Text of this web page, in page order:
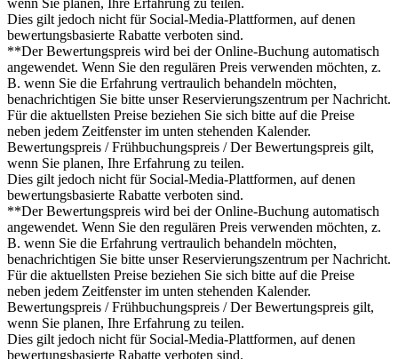
Dies gilt jedoch nicht für Social-Media-Plattformen, auf denen
bewertungsbasierte Rabatte verboten sind.
**Der Bewertungspreis wird bei der Online-Buchung automatisch
angewendet. Wenn Sie den regulären Preis verwenden möchten, z.
B. wenn Sie die Erfahrung vertraulich behandeln möchten,
benachrichtigen Sie bitte unser Reservierungszentrum per Nachricht.
Für die aktuellsten Preise beziehen Sie sich bitte auf die Preise
neben jedem Zeitfenster im unten stehenden Kalender.
Bewertungspreis / Frühbuchungspreis / Der Bewertungspreis gilt,
wenn Sie planen, Ihre Erfahrung zu teilen.
Dies gilt jedoch nicht für Social-Media-Plattformen, auf denen
bewertungsbasierte Rabatte verboten sind.
**Der Bewertungspreis wird bei der Online-Buchung automatisch
angewendet. Wenn Sie den regulären Preis verwenden möchten, z.
B. wenn Sie die Erfahrung vertraulich behandeln möchten,
benachrichtigen Sie bitte unser Reservierungszentrum per Nachricht.
Für die aktuellsten Preise beziehen Sie sich bitte auf die Preise
neben jedem Zeitfenster im unten stehenden Kalender.
Bewertungspreis / Frühbuchungspreis / Der Bewertungspreis gilt,
wenn Sie planen, Ihre Erfahrung zu teilen.
Dies gilt jedoch nicht für Social-Media-Plattformen, auf denen
bewertungsbasierte Rabatte verboten sind.